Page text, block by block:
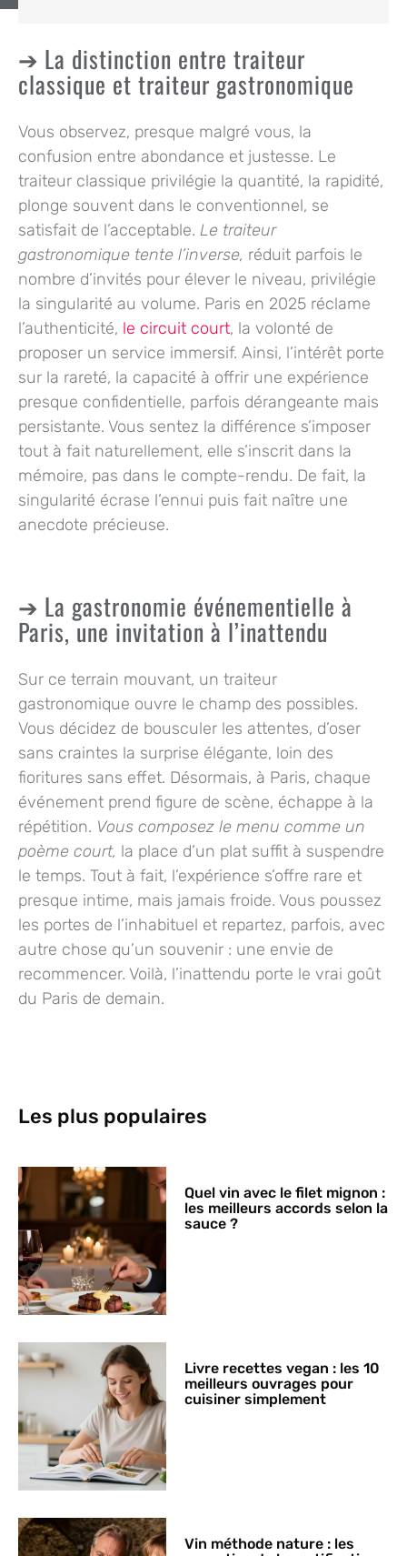
La distinction entre traiteur
classique et traiteur gastronomique
Vous observez, presque malgré vous, la
confusion entre abondance et justesse. Le
traiteur classique privilégie la quantité, la rapidité,
plonge souvent dans le conventionnel, se
satisfait de l’acceptable. Le traiteur
gastronomique tente l’inverse, réduit parfois le
nombre d’invités pour élever le niveau, privilégie
la singularité au volume. Paris en 2025 réclame
l’authenticité, le circuit court, la volonté de
proposer un service immersif. Ainsi, l’intérêt porte
sur la rareté, la capacité à offrir une expérience
presque confidentielle, parfois dérangeante mais
persistante. Vous sentez la différence s’imposer
tout à fait naturellement, elle s’inscrit dans la
mémoire, pas dans le compte-rendu. De fait, la
singularité écrase l’ennui puis fait naître une
anecdote précieuse.
La gastronomie événementielle à
Paris, une invitation à l’inattendu
Sur ce terrain mouvant, un traiteur
gastronomique ouvre le champ des possibles.
Vous décidez de bousculer les attentes, d’oser
sans craintes la surprise élégante, loin des
fioritures sans effet. Désormais, à Paris, chaque
événement prend figure de scène, échappe à la
répétition. Vous composez le menu comme un
poème court, la place d’un plat suffit à suspendre
le temps. Tout à fait, l’expérience s’offre rare et
presque intime, mais jamais froide. Vous poussez
les portes de l’inhabituel et repartez, parfois, avec
autre chose qu’un souvenir : une envie de
recommencer. Voilà, l’inattendu porte le vrai goût
du Paris de demain.
Les plus populaires
Quel vin avec le filet mignon :
les meilleurs accords selon la
sauce ?
Livre recettes vegan : les 10
meilleurs ouvrages pour
cuisiner simplement
Vin méthode nature : les